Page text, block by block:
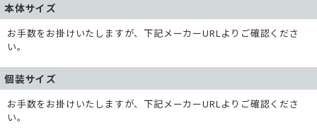
本体サイズ
お手数をお掛けいたしますが、下記メーカーURLよりご確認くださ
い。
個装サイズ
お手数をお掛けいたしますが、下記メーカーURLよりご確認くださ
い。